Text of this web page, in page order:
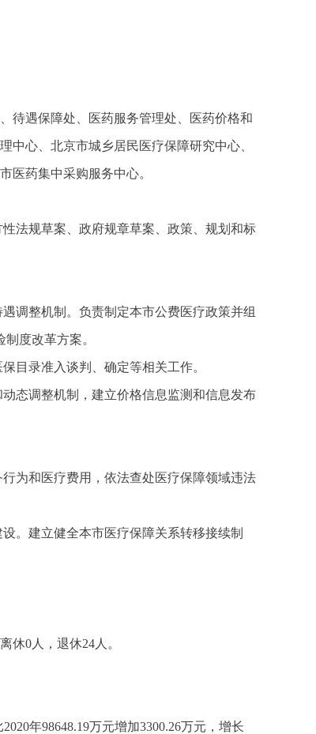
待遇保障处、医药服务管理处、医药价格和
心、北京市城乡居民医疗保障研究中心、
医药集中采购服务中心。
法规草案、政府规章草案、政策、规划和标
调整机制。负责制定本市公费医疗政策并组
度改革方案。
目录准入谈判、确定等相关工作。
态调整机制，建立价格信息监测和信息发布
为和医疗费用，依法查处医疗保障领域违法
。建立健全本市医疗保障关系转移接续制
休0人，退休24人。
年98648.19万元增加3300.26万元，增长